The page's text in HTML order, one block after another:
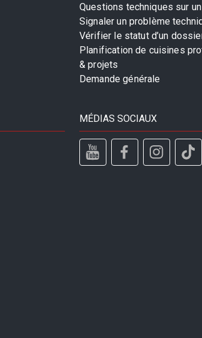
Questions techniques sur
Signaler un problème
Vérifier le statut d’un
Planification de cuisines
& projets
Demande générale
MÉDIAS SOCIAUX